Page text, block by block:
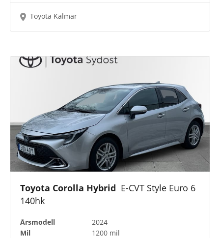
Toyota Kalmar
Toyota Corolla Hybrid E-CVT Style Euro 6
140hk
Årsmodell
2024
Mil
1200 mil